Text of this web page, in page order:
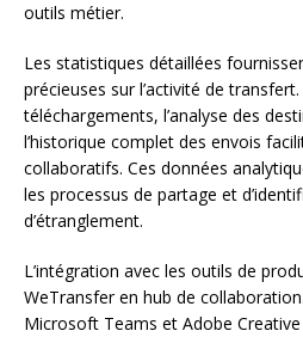
outils métier.
Les statistiques détaillées
précieuses sur l’activité de
téléchargements, l’analyse des
l’historique complet des envois
collaboratifs. Ces données
les processus de partage et
d’étranglement.
L’intégration avec les outils de
WeTransfer en hub de
Microsoft Teams et Adobe